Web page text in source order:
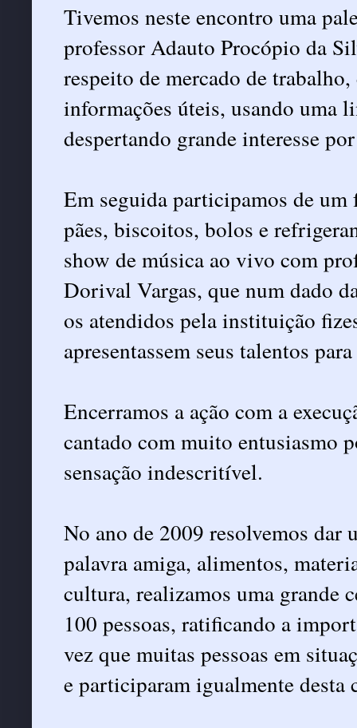
Tivemos neste encontro uma
professor Adauto Procópio da
respeito de mercado de
informações úteis, usando uma
despertando grande interesse
Em seguida participamos de um
pães, biscoitos, bolos e
show de música ao vivo com
Dorival Vargas, que num dado
os atendidos pela instituição
apresentassem seus talentos
Encerramos a ação com a
cantado com muito entusiasmo
sensação indescritível.
No ano de 2009 resolvemos dar
palavra amiga, alimentos,
cultura, realizamos uma grande
100 pessoas, ratificando a
vez que muitas pessoas em
e participaram igualmente desta